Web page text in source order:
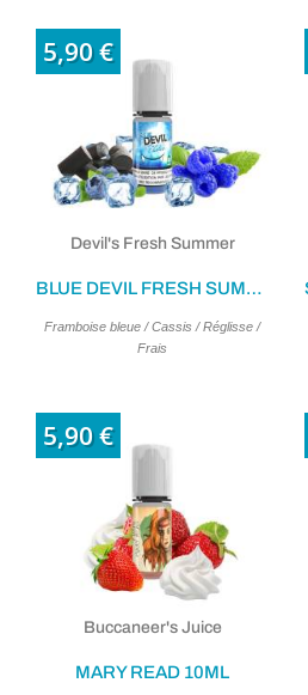
5,90 €
Devil's Fresh Summer
BLUE DEVIL FRESH SUMMER 10ML
Framboise bleue / Cassis / Réglisse /
Frais
5,90 €
Buccaneer's Juice
MARY READ 10ML